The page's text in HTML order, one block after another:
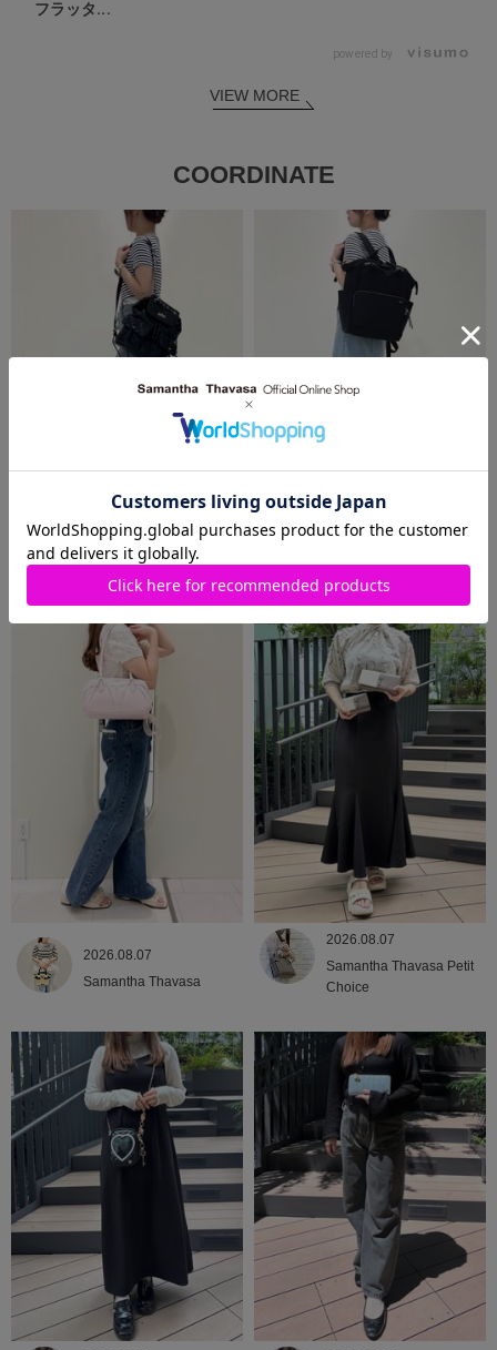
フラッタ...
powered by
VIEW MORE
COORDINATE
2026.08.09
Samantha Thavasa
2026.08.08
Samantha Thavasa
2026.08.07
Samantha Thavasa
2026.08.07
Samantha Thavasa Petit
Choice